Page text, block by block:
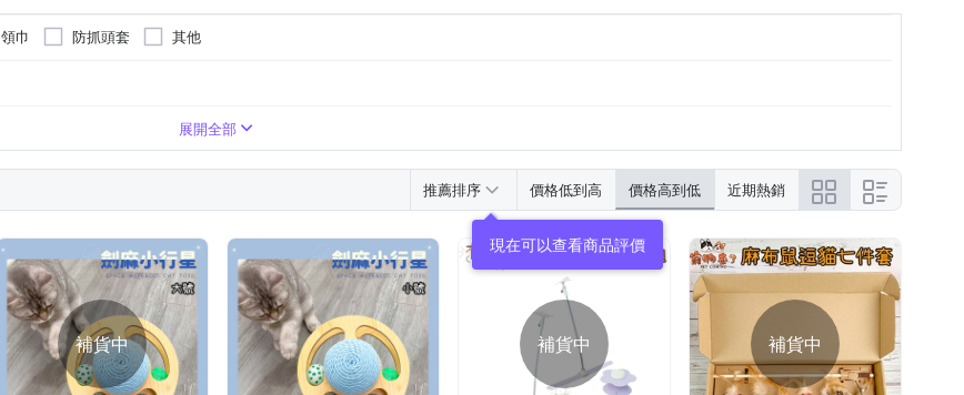
領巾 防抓頭套 其他
展開全部
推薦排序 價格低到高 價格高到低 近期熱銷
補貨中 補貨中 補貨中